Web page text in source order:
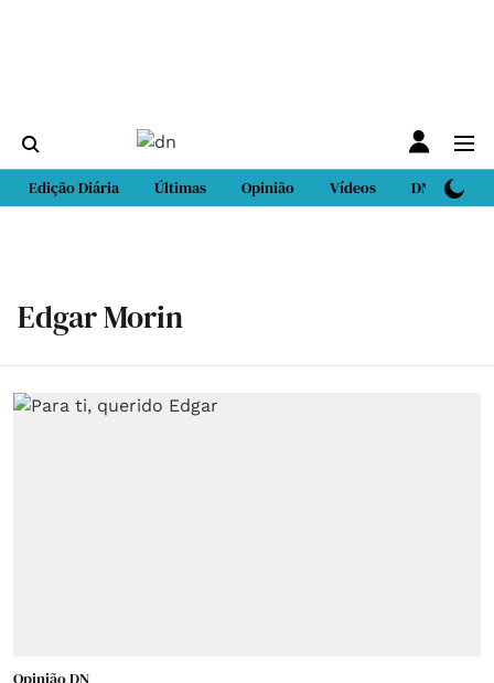
Edição Diária Últimas Opinião Vídeos DN Sport
Edgar Morin
Opinião DN